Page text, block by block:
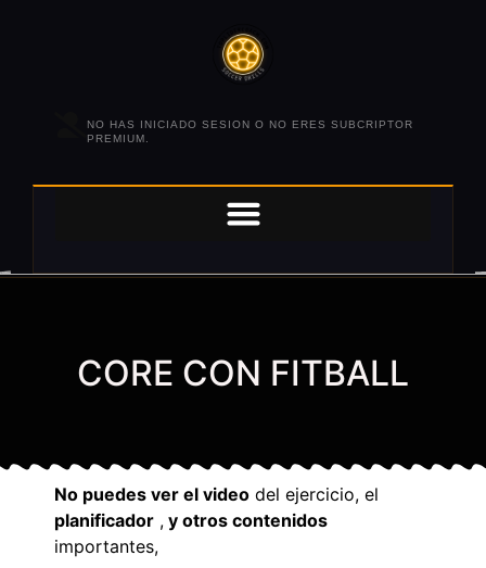
NO HAS INICIADO SESION O NO ERES SUBCRIPTOR
PREMIUM.
CORE CON FITBALL
No puedes ver el video del ejercicio, el
planificador , y otros contenidos
importantes,